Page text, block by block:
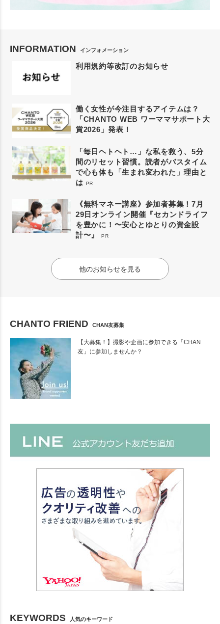
INFORMATION インフォメーション
利用規約等改訂のお知らせ
働く女性が今注目するアイテムは？
「CHANTO WEB ワーママサポート大
賞2026」発表！
「毎日ヘトヘト…」な私を救う、5分
間のリセット習慣。読者がバスタイム
で心も体も「生まれ変われた」理由と
は PR
《無料マネー講座》参加者募集！7月
29日オンライン開催『セカンドライフ
を豊かに！〜安心とゆとりの資金設
計〜』
PR
他のお知らせを見る
CHANTO FRIEND CHAN友募集
【大募集！】撮影や企画に参加できる「CHAN
友」に参加しませんか？
KEYWORDS 人気のキーワード